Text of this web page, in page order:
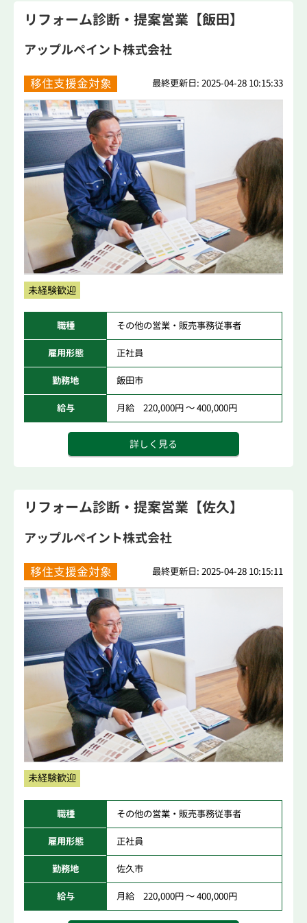
リフォーム診断・提案営業【飯田】
アップルペイント株式会社
移住支援金対象 最終更新日: 2025-04-28 10:15:33
未経験歓迎
職種 その他の営業・販売事務従事者
雇用形態 正社員
勤務地 飯田市
給与 月給 220,000円 ～ 400,000円
詳しく見る
リフォーム診断・提案営業【佐久】
アップルペイント株式会社
移住支援金対象 最終更新日: 2025-04-28 10:15:11
未経験歓迎
職種 その他の営業・販売事務従事者
雇用形態 正社員
勤務地 佐久市
給与 月給 220,000円 ～ 400,000円